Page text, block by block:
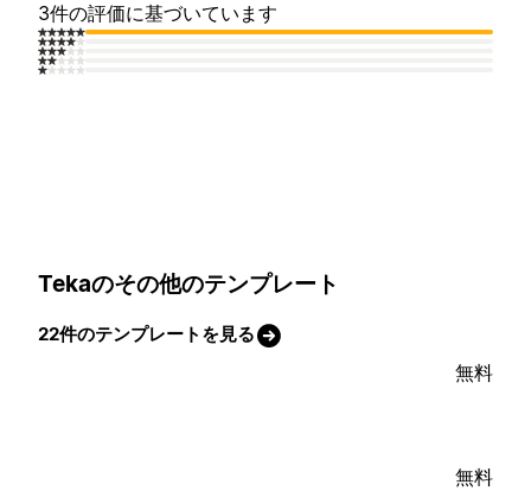
3件の評価に基づいています
Tekaのその他のテンプレート
22件のテンプレートを見る
無料
無料